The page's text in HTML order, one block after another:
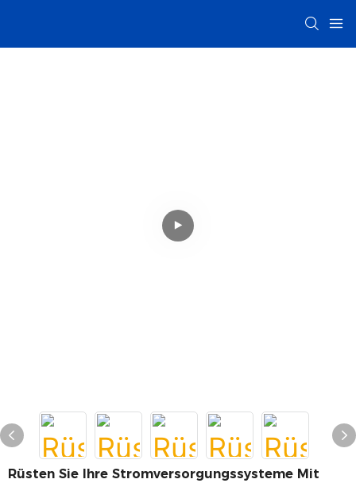
Rüsten Sie Ihre Stromversorgungssysteme Mit